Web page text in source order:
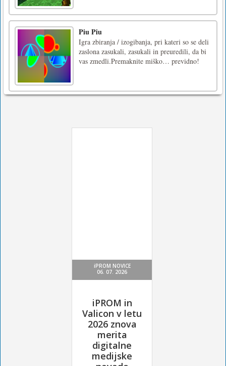
Piu Piu
Igra zbiranja / izogibanja, pri kateri so se deli
zaslona zasukali, zasukali in preuredili, da bi
vas zmedli.Premaknite miško… previdno!